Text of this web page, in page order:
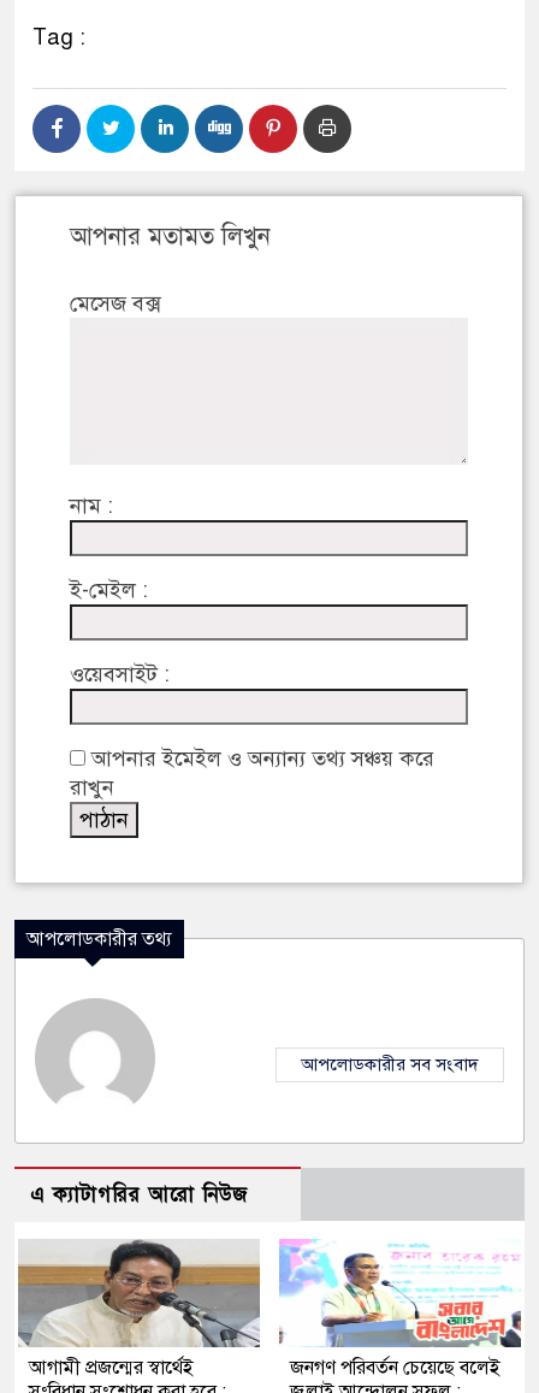
Tag :
আপনার মতামত লিখুন
মেসেজ বক্স
নাম :
ই-মেইল :
ওয়েবসাইট :
আপনার ইমেইল ও অন্যান্য তথ্য সঞ্চয় করে
রাখুন
আপলোডকারীর তথ্য
আপলোডকারীর সব সংবাদ
এ ক্যাটাগরির আরো নিউজ
আগামী প্রজন্মের স্বার্থেই
জনগণ পরিবর্তন চেয়েছে বলেই